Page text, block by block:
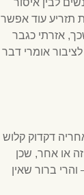
לבין איסור
תזריע עוד אפשר
אזרתי כגבר
אומרי דבר
דקדוק קלוש
או אחר, שכן
ברור שאין